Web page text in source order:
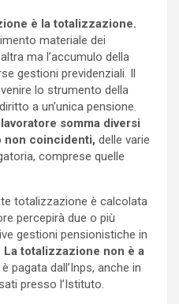
è la totalizzazione.
materiale dei
ma l’accumulo della
gestioni previdenziali. Il
lo strumento della
a un’unica pensione.
somma diversi
non coincidenti, delle varie
comprese quelle
totalizzazione è calcolata
percepirà due o più
gestioni pensionistiche in
La totalizzazione non è a
pagata dall’Inps, anche in
presso l’Istituto.